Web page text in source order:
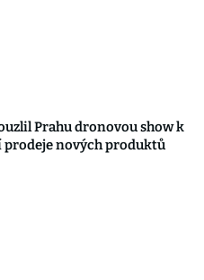
Prahu dronovou show k
nových produktů